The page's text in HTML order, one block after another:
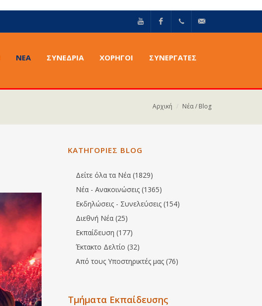
ΝΈΑ ΣΥΝΈΔΡΙΑ ΧΟΡΗΓΟΙ ΣΥΝΕΡΓΑΤΕΣ
Αρχική Νέα / Blog
ΚΑΤΗΓΟΡΙΕΣ BLOG
Δείτε όλα τα Νέα (1829)
Νέα - Ανακοινώσεις (1365)
Εκδηλώσεις - Συνελεύσεις (154)
Διεθνή Νέα (25)
Εκπαίδευση (177)
Έκτακτο Δελτίο (32)
Από τους Υποστηρικτές μας (76)
Τμήματα Εκπαίδευσης